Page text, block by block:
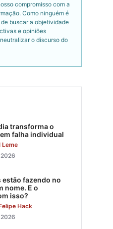
compromisso com a
Como ninguém é
buscar a objetividade
e opiniões
o discurso do
transforma o
falha individual
Leme
estão fazendo no
nome. E o
isso?
Hack